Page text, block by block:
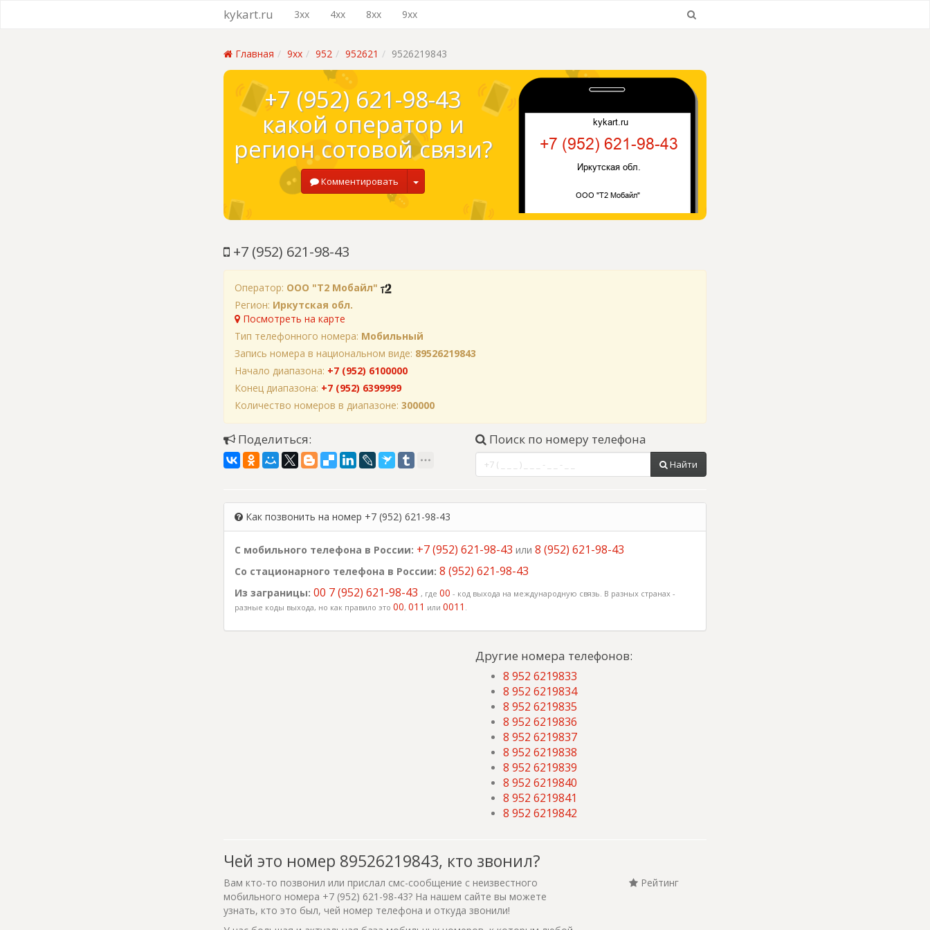
kykart.ru 3xx 4xx 8xx 9xx
Главная 9xx 952 952621 9526219843
+7 (952) 621-98-43
какой оператор и
регион сотовой связи?
Комментировать
+7 (952) 621-98-43
Оператор: ООО "Т2 Мобайл"
Регион: Иркутская обл.
Посмотреть на карте
Тип телефонного номера: Мобильный
Запись номера в национальном виде: 89526219843
Начало диапазона: +7 (952) 6100000
Конец диапазона: +7 (952) 6399999
Количество номеров в диапазоне: 300000
Поделиться: Поиск по номеру телефона
Найти
Как позвонить на номер +7 (952) 621-98-43
С мобильного телефона в России: +7 (952) 621-98-43 или 8 (952) 621-98-43
Со стационарного телефона в России: 8 (952) 621-98-43
Из заграницы: 00 7 (952) 621-98-43 , где 00 - код выхода на международную связь. В разных странах -
разные коды выхода, но как правило это 00, 011 или 0011 .
Другие номера телефонов:
8 952 6219833
8 952 6219834
8 952 6219835
8 952 6219836
8 952 6219837
8 952 6219838
8 952 6219839
8 952 6219840
8 952 6219841
8 952 6219842
Чей это номер 89526219843, кто звонил?
Вам кто-то позвонил или прислал смс-сообщение с неизвестного
мобильного номера +7 (952) 621-98-43? На нашем сайте вы можете
узнать, кто это был, чей номер телефона и откуда звонили!
Рейтинг